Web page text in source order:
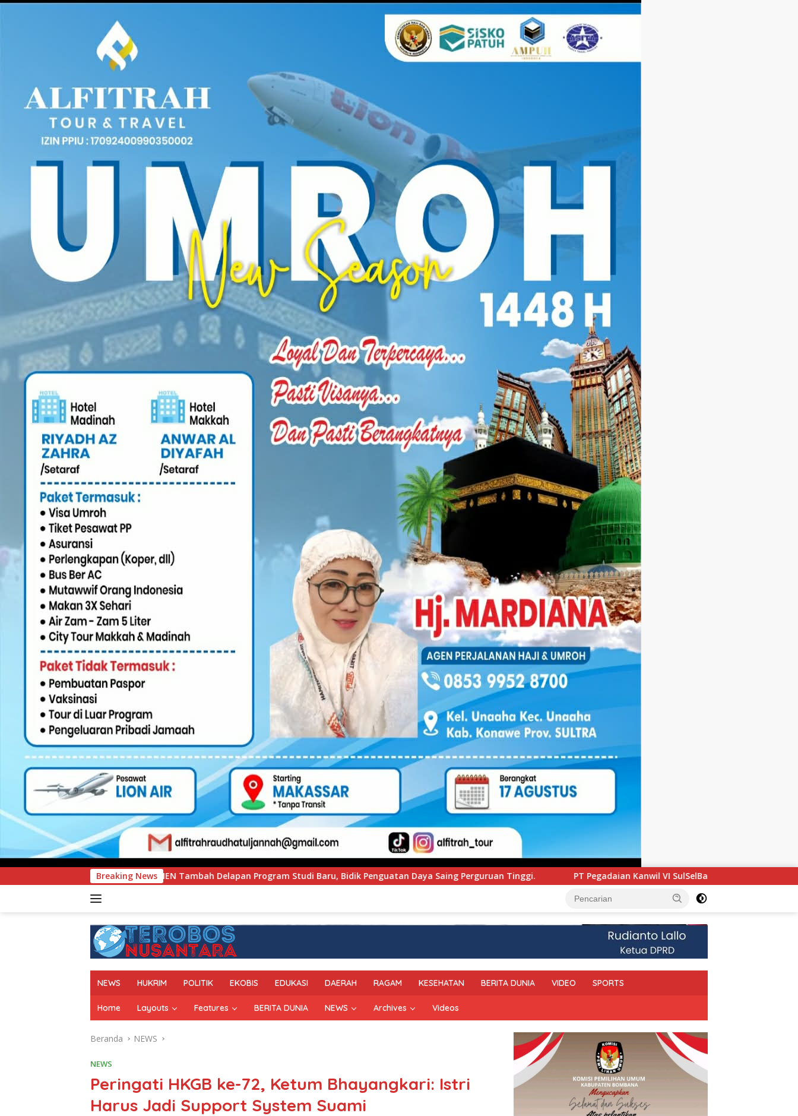
Langsung
ke
Breaking News
UNIMEN Tambah Delapan Program Studi Baru, Bidik Penguatan Daya Saing Perguruan Tinggi. PT Pegadaian Kanwil VI SulSelBarRa Maluku Luncurkan Program PANDE EMAS untuk
NEWS HUKRIM POLITIK EKOBIS EDUKASI DAERAH RAGAM KESEHATAN BERITA DUNIA VIDEO SPORTS
Home Layouts Features BERITA DUNIA NEWS Archives Videos
Beranda NEWS
NEWS
Peringati HKGB ke-72, Ketum Bhayangkari: Istri
Harus Jadi Support System Suami